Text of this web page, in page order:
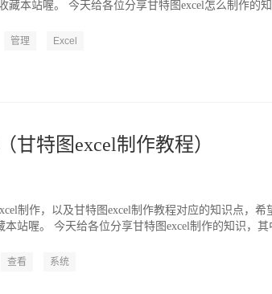
藏本站喔。 今天给各位分享甘特图excel怎么制作的知
管理 Excel
甘特图excel制作教程）
制作，以及甘特图excel制作教程对应的知识点，希
站喔。 今天给各位分享甘特图excel制作的知识，其
查看 系统